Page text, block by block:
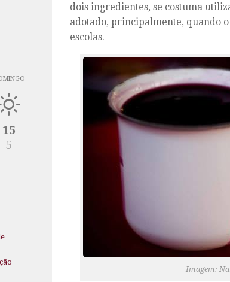
dois ingredientes, se costuma
adotado, principalmente, quando
escolas.
Imagem:
15
5